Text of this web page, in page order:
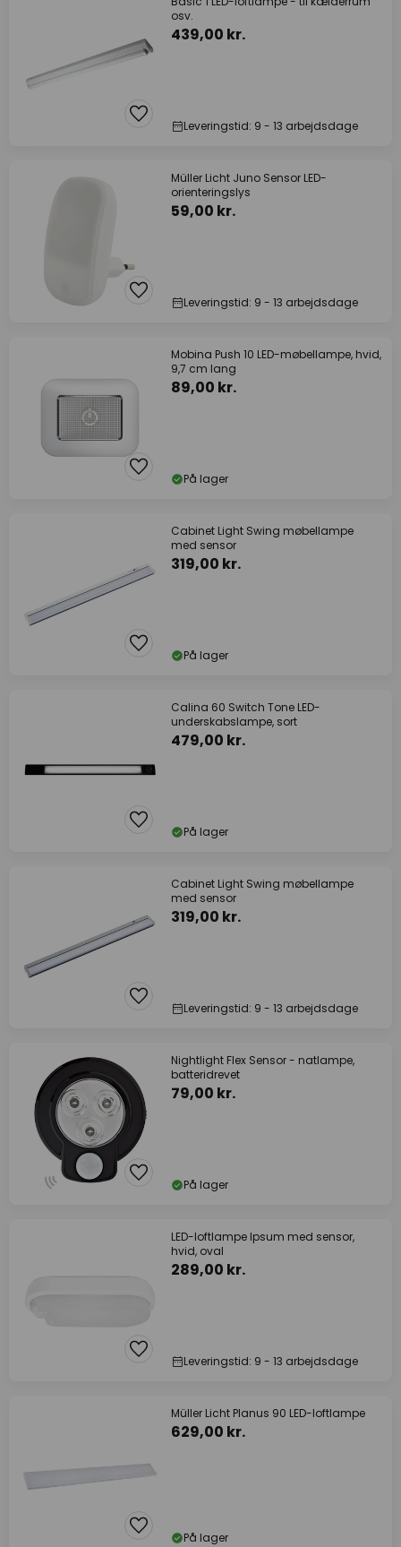
osv.
439,00 kr.
Leveringstid: 9 - 13 arbejdsdage
Müller Licht Juno Sensor LED-
orienteringslys
59,00 kr.
Leveringstid: 9 - 13 arbejdsdage
Mobina Push 10 LED-møbellampe, hvid,
9,7 cm lang
89,00 kr.
På lager
Cabinet Light Swing møbellampe
med sensor
319,00 kr.
På lager
Calina 60 Switch Tone LED-
underskabslampe, sort
479,00 kr.
På lager
Cabinet Light Swing møbellampe
med sensor
319,00 kr.
Leveringstid: 9 - 13 arbejdsdage
Nightlight Flex Sensor - natlampe,
batteridrevet
79,00 kr.
På lager
LED-loftlampe Ipsum med sensor,
hvid, oval
289,00 kr.
Leveringstid: 9 - 13 arbejdsdage
Müller Licht Planus 90 LED-loftlampe
629,00 kr.
På lager